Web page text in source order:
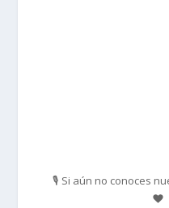
🎙️ Si aún no conoces